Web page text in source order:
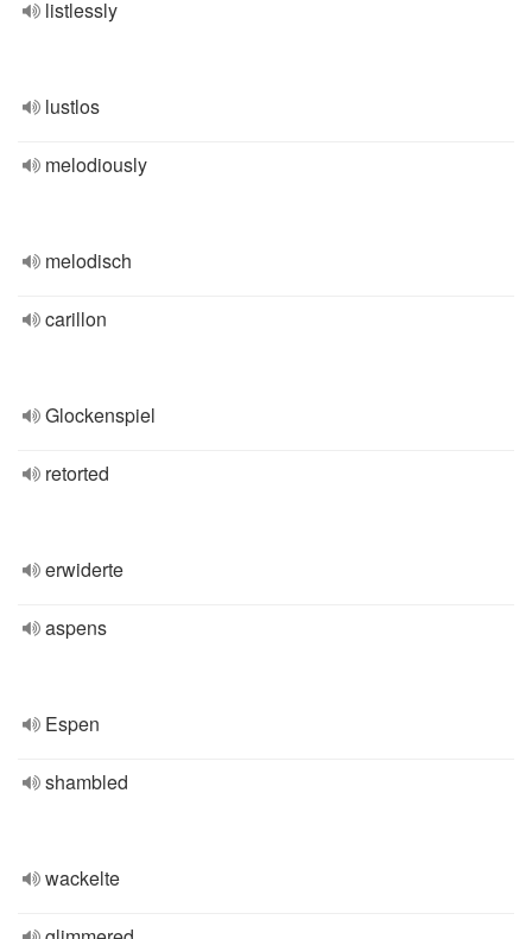
listlessly
lustlos
melodiously
melodisch
carillon
Glockenspiel
retorted
erwiderte
aspens
Espen
shambled
wackelte